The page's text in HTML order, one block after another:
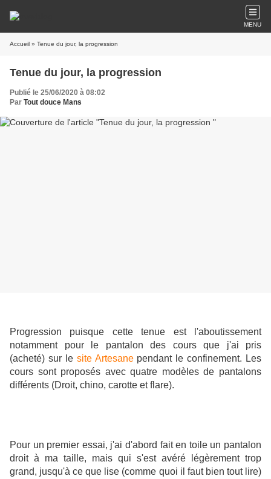
MENU
Accueil » Tenue du jour, la progression
Tenue du jour, la progression
Publié le 25/06/2020 à 08:02
Par Tout douce Mans
Progression puisque cette tenue est l'aboutissement
notamment pour le pantalon des cours que j'ai pris
(acheté) sur lesite Artesane pendant le confinement. Les
cours sont proposés avec quatre modèles de pantalons
différents (Droit, chino, carotte et flare).
Pour un premier essai, j'ai d'abord fait en toile un pantalon
droit à ma taille, mais qui s'est avéré légèrement trop
grand, jusqu'à ce que lise (comme quoi il faut bien tout lire)